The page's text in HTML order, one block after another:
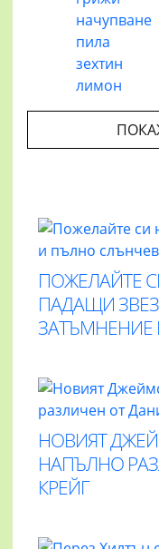
начупване
пила
зехтин
лимон
ПОЖЕЛАЙТЕ
ПАДАЩИ
ЗАТЪМНЕНИЕ
НОВИЯТ
НАПЪЛНО
КРЕЙГ